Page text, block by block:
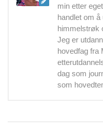
min etter
handlet om
himmelstrøk
Jeg er
hovedfag fra
dag som
som